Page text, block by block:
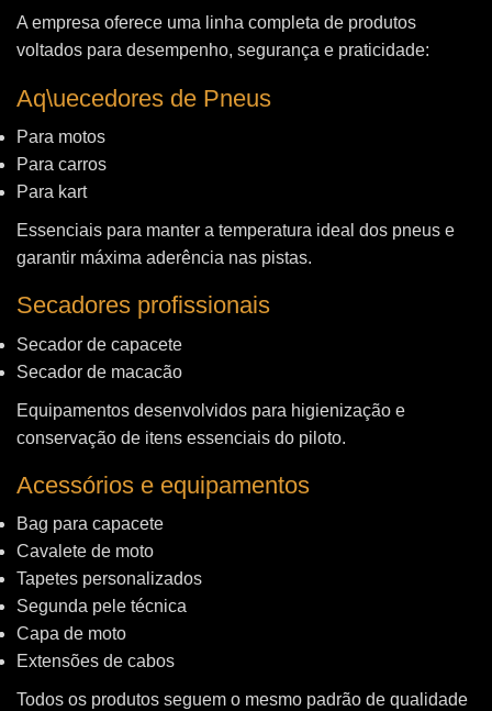
A empresa oferece uma linha completa de produtos
voltados para desempenho, segurança e praticidade:
Aq\uecedores de Pneus
Para motos
Para carros
Para kart
Essenciais para manter a temperatura ideal dos pneus e
garantir máxima aderência nas pistas.
Secadores profissionais
Secador de capacete
Secador de macacão
Equipamentos desenvolvidos para higienização e
conservação de itens essenciais do piloto.
Acessórios e equipamentos
Bag para capacete
Cavalete de moto
Tapetes personalizados
Segunda pele técnica
Capa de moto
Extensões de cabos
Todos os produtos seguem o mesmo padrão de qualidade